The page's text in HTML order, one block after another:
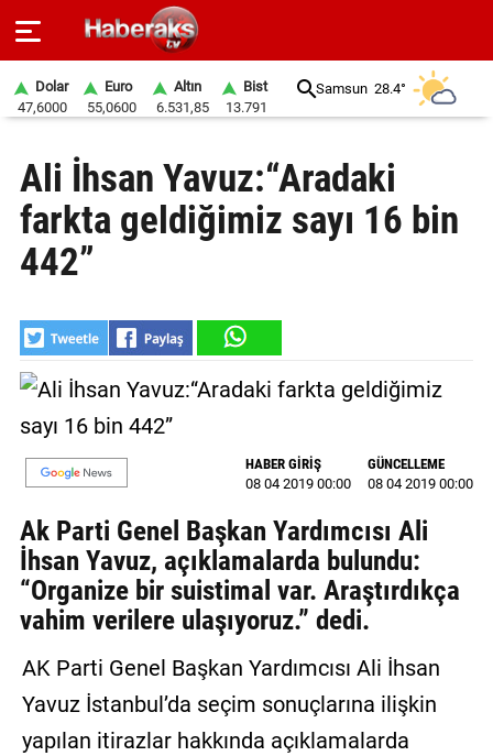
SPOR
YAŞAM
BELEDİYELER
SAĞLIK
SİYASET
EĞİTİM
GALERİ
VİDEO
YAZARLAR
BİZE
Künye
Dolar
47,6000
Euro
55,0600
Altın
6.531,85
Bist
13.791
Samsun 28.4°
Ali İhsan Yavuz:“Aradaki
farkta geldiğimiz sayı 16 bin
442”
HABER GİRİŞ
08 04 2019 00:00
GÜNCELLEME
08 04 2019 00:00
Ak Parti Genel Başkan Yardımcısı Ali
İhsan Yavuz, açıklamalarda bulundu:
“Organize bir suistimal var. Araştırdıkça
vahim verilere ulaşıyoruz.” dedi.
AK Parti Genel Başkan Yardımcısı Ali İhsan
Yavuz İstanbul’da seçim sonuçlarına ilişkin
yapılan itirazlar hakkında açıklamalarda